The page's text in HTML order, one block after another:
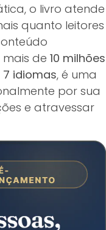
o livro atende
quanto leitores
de 10 milhões
idiomas, é uma
por sua
e atravessar